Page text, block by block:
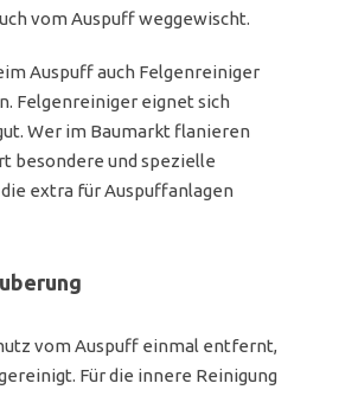
vom Auspuff weggewischt.
Auspuff auch Felgenreiniger
Felgenreiniger eignet sich
Wer im Baumarkt flanieren
besondere und spezielle
extra für Auspuffanlagen
vom Auspuff einmal entfernt,
Für die innere Reinigung